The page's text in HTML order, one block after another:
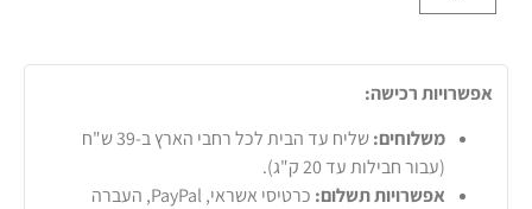
אפשרויות רכישה:
משלוחים:
שליח עד הבית לכל רחבי הארץ ב-39 ש"ח
(עבור חבילות עד 20 ק"ג).
אפשרויות תשלום:
כרטיסי אשראי, PayPal, העברה